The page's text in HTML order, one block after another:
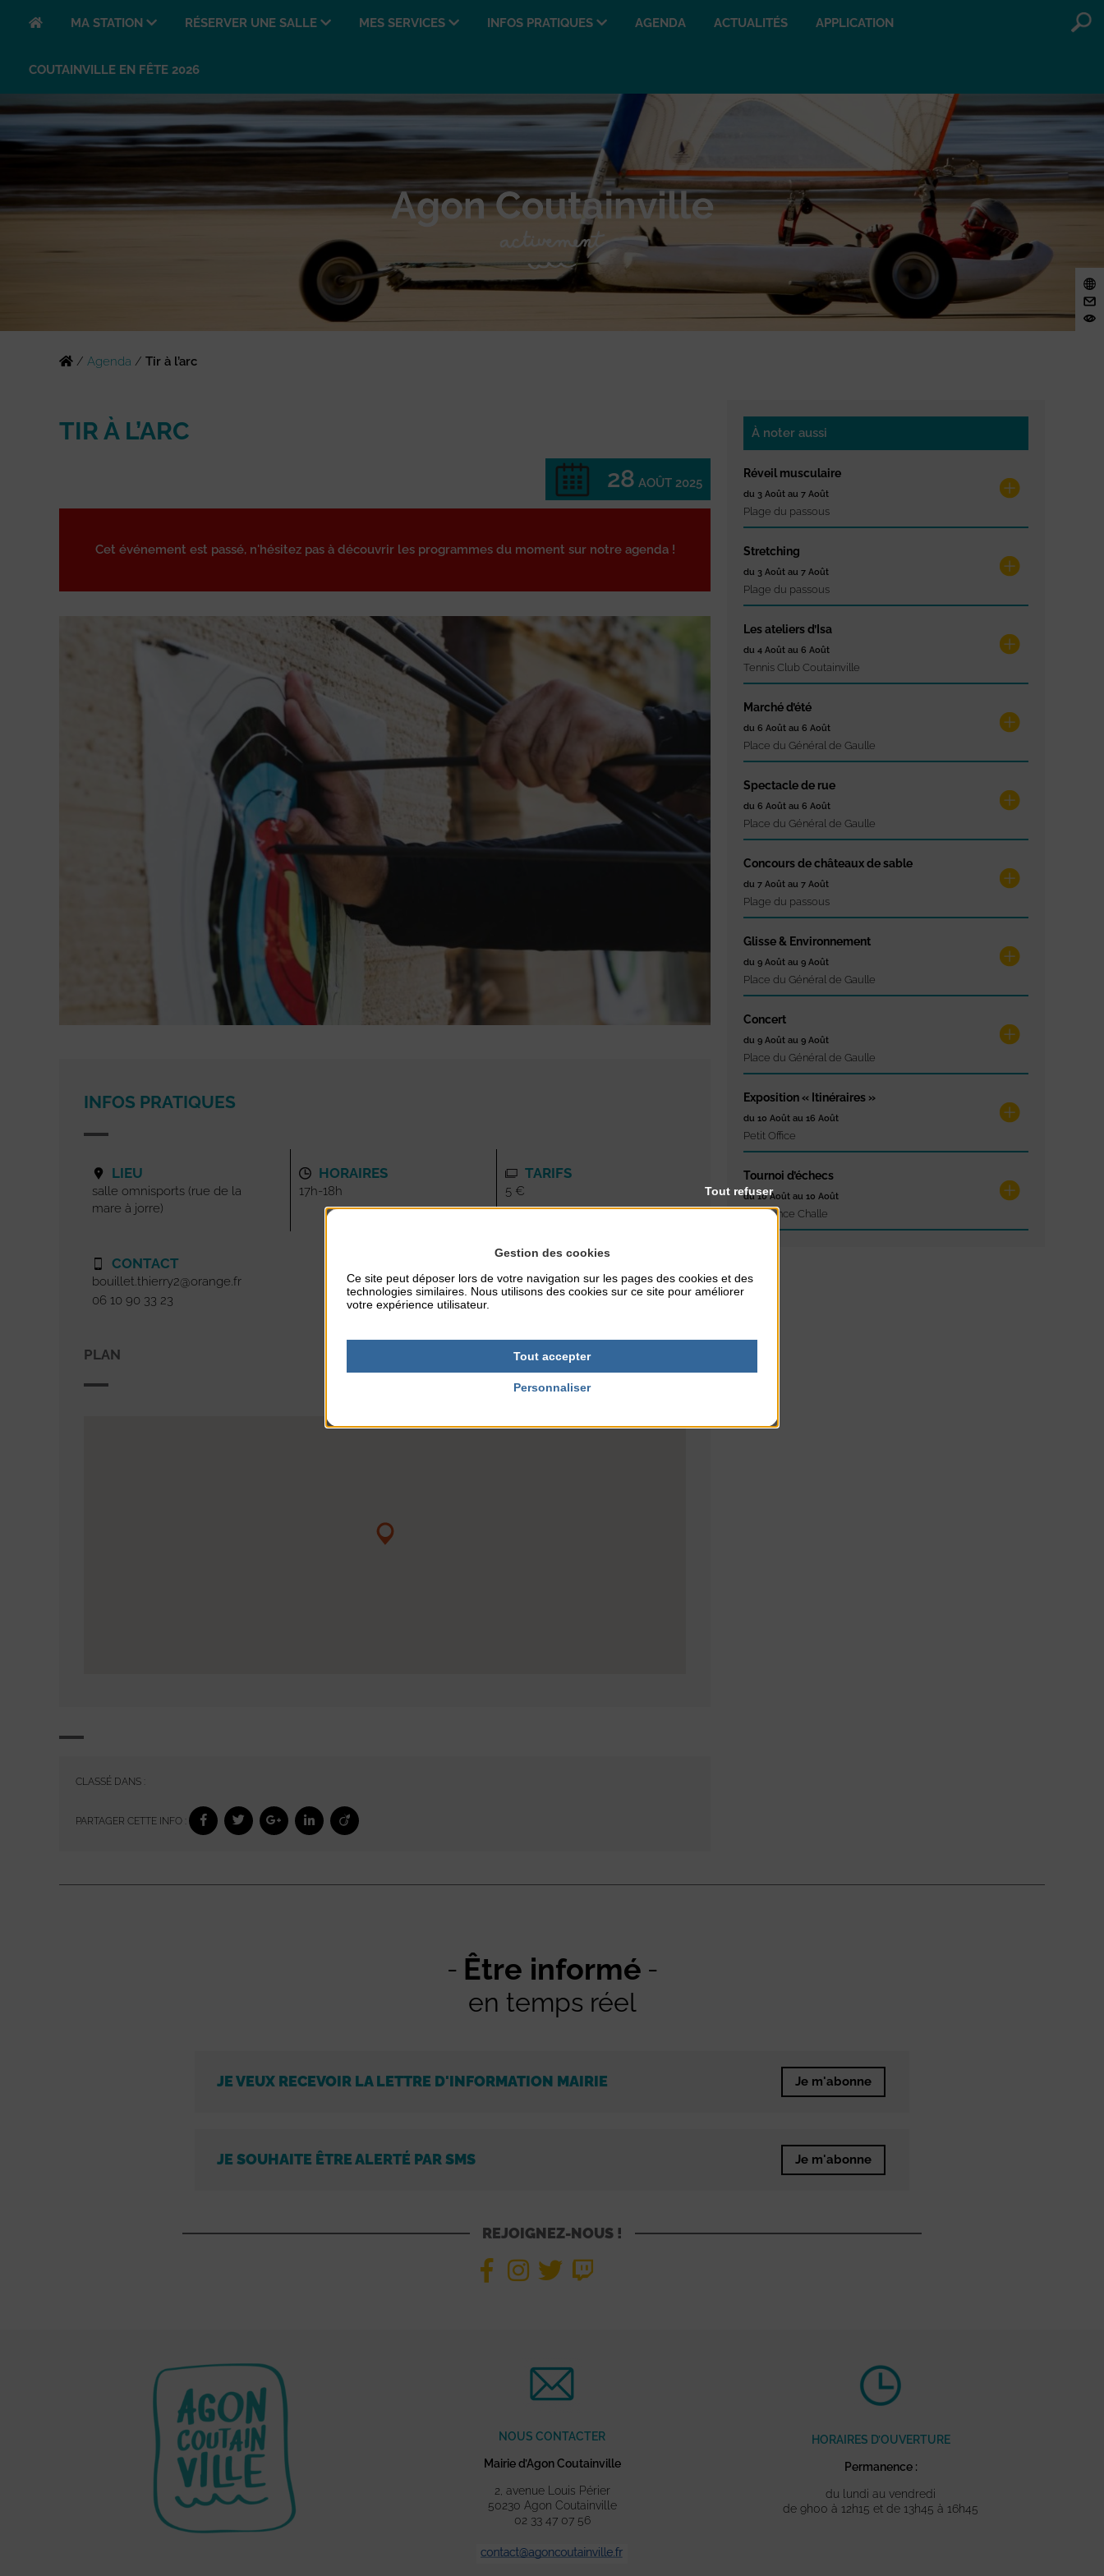
MA STATION RÉSERVER UNE SALLE MES SERVICES INFOS PRATIQUES AGENDA ACTUALITÉS APPLICATION
COUTAINVILLE EN FÊTE 2026
/ Agenda / Tir à l’arc
TIR À L’ARC
28 AOÛT 2025
Cet événement est passé, n'hésitez pas à découvrir les programmes du moment sur notre agenda !
INFOS PRATIQUES
LIEU
salle omnisports (rue de la
mare à jorre)
CONTACT
bouillet.thierry2@orange.fr
06 10 90 33 23
HORAIRES
17h-18h
TARIFS
5 €
PLAN
CLASSÉ DANS :
PARTAGER CETTE INFO :
À noter aussi
Réveil musculaire
du 3 Août au 7 Août
Plage du passous
Stretching
du 3 Août au 7 Août
Plage du passous
Les ateliers d’Isa
du 4 Août au 6 Août
Tennis Club Coutainville
Marché d’été
du 6 Août au 6 Août
Place du Général de Gaulle
Spectacle de rue
du 6 Août au 6 Août
Place du Général de Gaulle
Concours de châteaux de sable
du 7 Août au 7 Août
Plage du passous
Glisse & Environnement
du 9 Août au 9 Août
Place du Général de Gaulle
Concert
du 9 Août au 9 Août
Place du Général de Gaulle
Exposition « Itinéraires »
du 10 Août au 16 Août
Petit Office
Tournoi d’échecs
du 10 Août au 10 Août
Résidence Challe
Être informé
en temps réel
JE VEUX RECEVOIR LA LETTRE D'INFORMATION MAIRIE Je m'abonne
JE SOUHAITE ÊTRE ALERTÉ PAR SMS Je m'abonne
REJOIGNEZ-NOUS !
NOUS CONTACTER
Mairie d’Agon Coutainville
2, avenue Louis Périer
50230 Agon Coutainville
02 33 47 07 56
HORAIRES D’OUVERTURE
Permanence :
du lundi au vendredi
de 9h00 à 12h15 et de 13h45 à 16h45
Gestion des cookies
Ce site peut déposer lors de votre navigation sur les pages des cookies et des
technologies similaires. Nous utilisons des cookies sur ce site pour améliorer
votre expérience utilisateur.
Tout accepter
Tout refuser
Personnaliser